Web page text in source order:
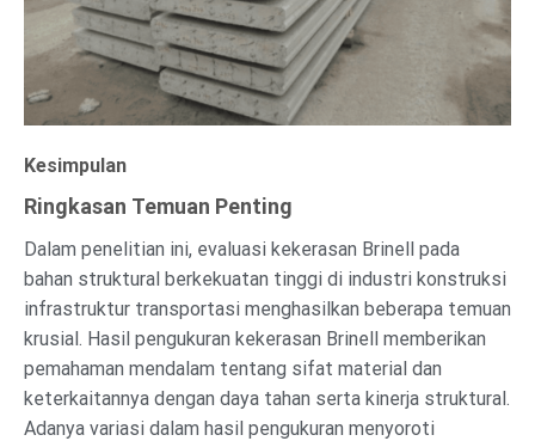
Kesimpulan
Ringkasan Temuan Penting
Dalam penelitian ini, evaluasi kekerasan Brinell pada
bahan struktural berkekuatan tinggi di industri konstruksi
infrastruktur transportasi menghasilkan beberapa temuan
krusial. Hasil pengukuran kekerasan Brinell memberikan
pemahaman mendalam tentang sifat material dan
keterkaitannya dengan daya tahan serta kinerja struktural.
Adanya variasi dalam hasil pengukuran menyoroti